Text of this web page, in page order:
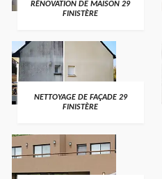
RÉNOVATION DE MAISON 29
FINISTÈRE
NETTOYAGE DE FAÇADE 29
FINISTÈRE